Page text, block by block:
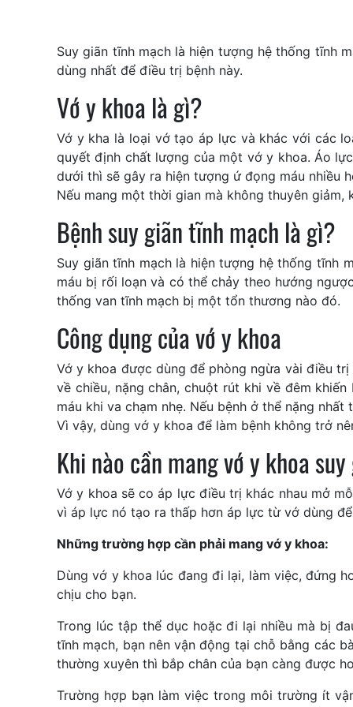
Suy giãn tĩnh mạch là hiện tượng hệ thống tĩnh
dùng nhất để điều trị bệnh này.
Vớ y khoa là gì?
Vớ y kha là loại vớ tạo áp lực và khác với các
quyết định chất lượng của một vớ y khoa. Áo
dưới thì sẽ gây ra hiện tượng ứ đọng máu nhiều
Nếu mang một thời gian mà không thuyên
Bệnh suy giãn tĩnh mạch là gì?
Suy giãn tĩnh mạch là hiện tượng hệ thống tĩnh
máu bị rối loạn và có thể chảy theo hướng
thống van tĩnh mạch bị một tổn thương nào đó.
Công dụng của vớ y khoa
Vớ y khoa được dùng để phòng ngừa vài điều
về chiều, nặng chân, chuột rút khi về đêm
máu khi va chạm nhẹ. Nếu bệnh ở thể nặng
Vì vậy, dùng vớ y khoa để làm bệnh không trở
Khi nào cần mang vớ y khoa
Vớ y khoa sẽ co áp lực điều trị khác nhau mở
vì áp lực nó tạo ra thấp hơn áp lực từ vớ dùng
Những trường hợp cần phải mang vớ y khoa:
Dùng vớ y khoa lúc đang đi lại, làm việc, đứng
chịu cho bạn.
Trong lúc tập thể dục hoặc đi lại nhiều mà bị
tĩnh mạch, bạn nên vận động tại chỗ bằng các
thường xuyên thì bắp chân của bạn càng được
Trường hợp bạn làm việc trong môi trường ít